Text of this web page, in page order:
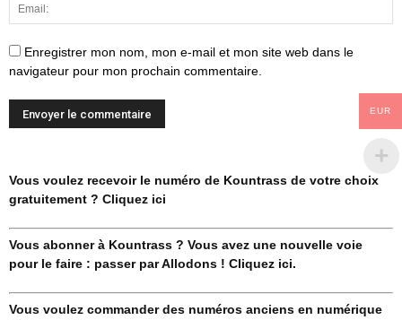
Enregistrer mon nom, mon e-mail et mon site web dans le
navigateur pour mon prochain commentaire.
Vous voulez recevoir le numéro de Kountrass de votre choix
gratuitement ? Cliquez ici
Vous abonner à Kountrass ? Vous avez une nouvelle voie
pour le faire : passer par Allodons ! Cliquez ici.
Vous voulez commander des numéros anciens en numérique
EUR